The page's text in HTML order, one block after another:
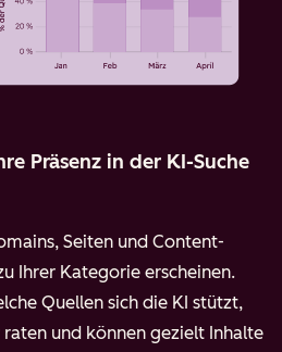
Präsenz in der KI-Suche
Seiten und Content-
Ihrer Kategorie erscheinen.
Quellen sich die KI stützt,
raten und können gezielt Inhalte